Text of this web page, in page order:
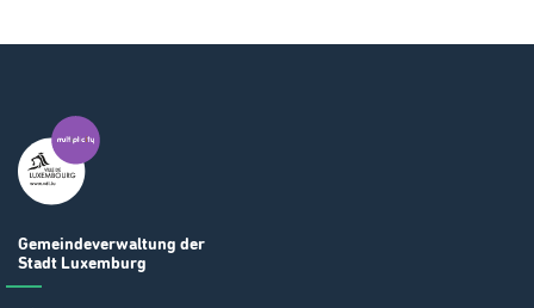
Gemeindeverwaltung der
Stadt Luxemburg